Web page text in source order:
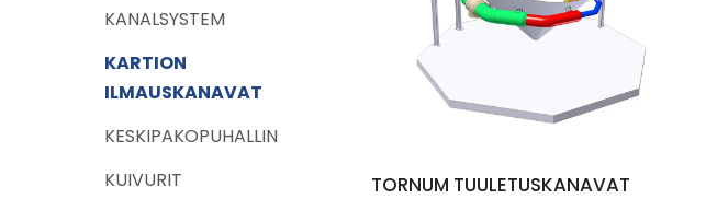
KANALSYSTEM
KARTION
ILMAUSKANAVAT
KESKIPAKOPUHALLIN
KUIVURIT
TORNUM TUULETUSKANAVAT